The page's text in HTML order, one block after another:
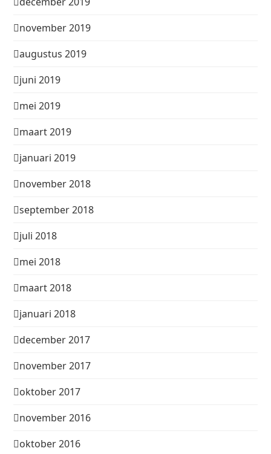
november 2019
augustus 2019
juni 2019
mei 2019
maart 2019
januari 2019
november 2018
september 2018
juli 2018
mei 2018
maart 2018
januari 2018
december 2017
november 2017
oktober 2017
november 2016
oktober 2016